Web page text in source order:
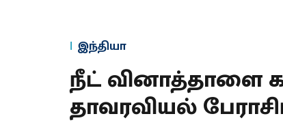
இந்தியா
நீட் வினாத்தாளை
தாவரவியல்